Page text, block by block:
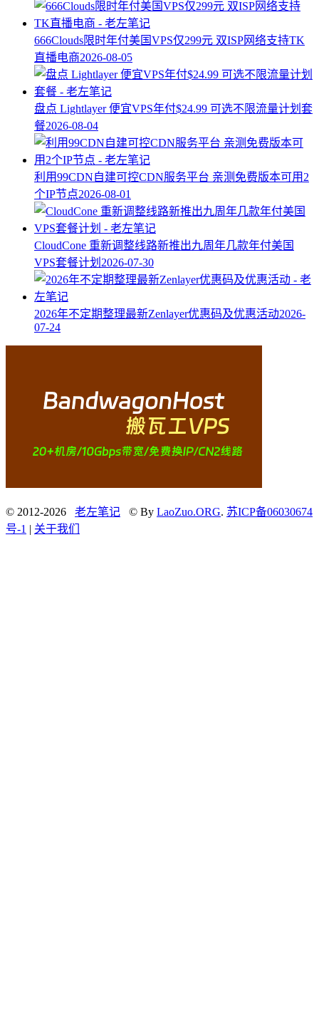
666Clouds限时年付美国VPS仅299元 双ISP网络支持TK
直播电商2026-08-05
盘点 Lightlayer 便宜VPS年付$24.99 可选不限流量计划套
餐2026-08-04
利用99CDN自建可控CDN服务平台 亲测免费版本可用2
个IP节点2026-08-01
CloudCone 重新调整线路新推出九周年几款年付美国
VPS套餐计划 2026-07-30
2026年不定期整理最新Zenlayer优惠码及优惠活动2026-
07-24
© 2012-2026 老左笔记 © By LaoZuo.ORG. 苏ICP备06030674
号-1 | 关于我们